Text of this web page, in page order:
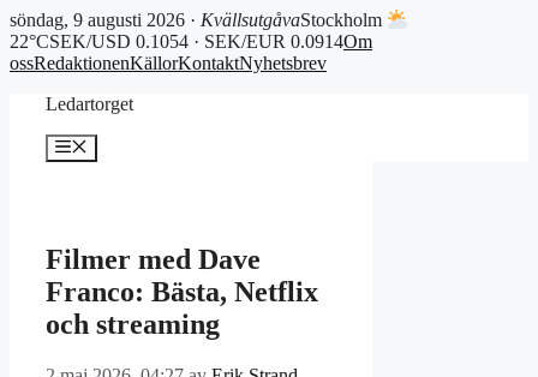
söndag, 9 augusti 2026 · KvällsutgåvaStockholm
22°CSEK/USD 0.1054 · SEK/EUR 0.0914Om
ossRedaktionenKällorKontaktNyhetsbrev
Ledartorget
Meny
Filmer med Dave
Franco: Bästa, Netflix
och streaming